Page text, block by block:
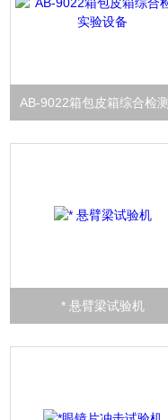
* 悬臂梁试验机